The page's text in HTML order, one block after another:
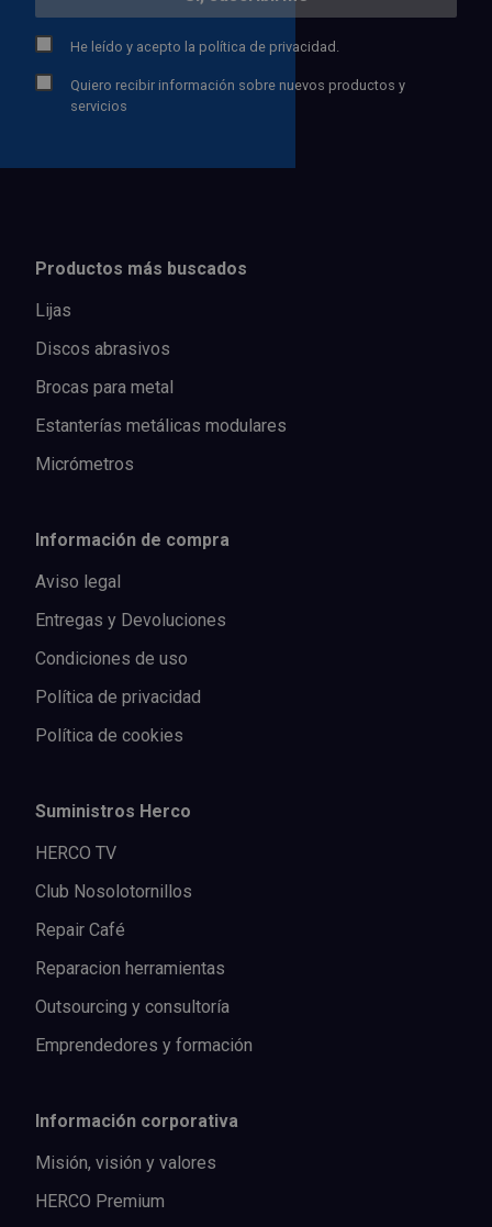
He leído y acepto la política de privacidad.
Quiero recibir información sobre nuevos productos y
servicios
Productos más buscados
Lijas
Discos abrasivos
Brocas para metal
Estanterías metálicas modulares
Micrómetros
Información de compra
Aviso legal
Entregas y Devoluciones
Condiciones de uso
Política de privacidad
Política de cookies
Suministros Herco
HERCO TV
Club Nosolotornillos
Repair Café
Reparacion herramientas
Outsourcing y consultoría
Emprendedores y formación
Información corporativa
Misión, visión y valores
HERCO Premium